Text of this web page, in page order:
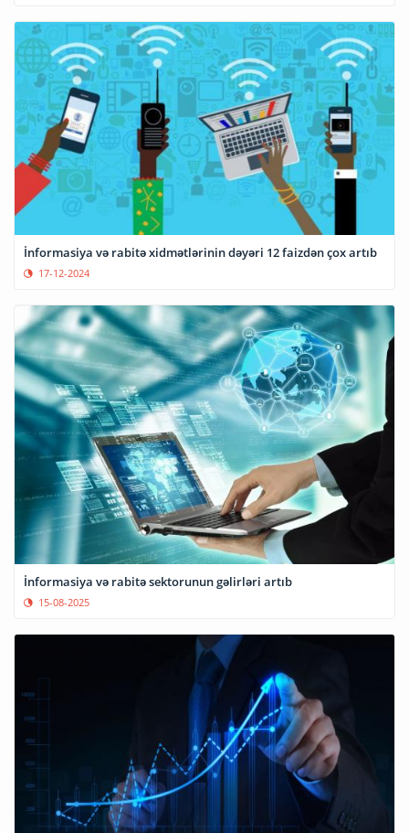
İnformasiya və rabitə xidmətlərinin dəyəri 12 faizdən çox artıb
17-12-2024
İnformasiya və rabitə sektorunun gəlirləri artıb
15-08-2025